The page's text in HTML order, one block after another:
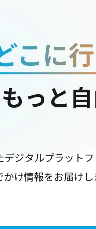
こに
っと
デジタルプラット
け情報をお届け